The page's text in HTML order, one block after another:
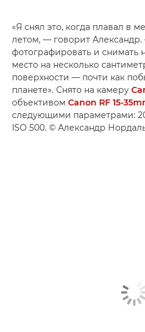
«Я снял это, когда плавал в
летом, — говорит
фотографировать и снимать
место на несколько
поверхности — почти как
планете». Снято на камеру
объективом Canon RF 15-
следующими параметрами:
ISO 500. © Александр